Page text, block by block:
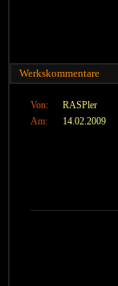
Werkskommentare
Von:
RASPler
Am:
14.02.2009